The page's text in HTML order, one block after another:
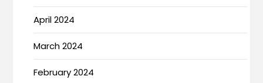
April 2024
March 2024
February 2024